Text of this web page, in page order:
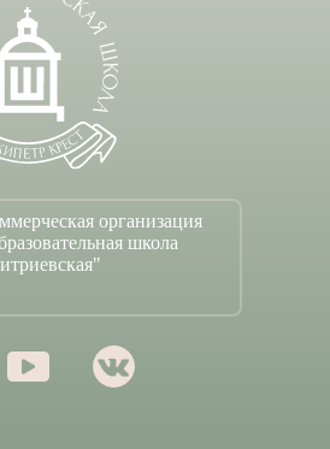
организация
школа